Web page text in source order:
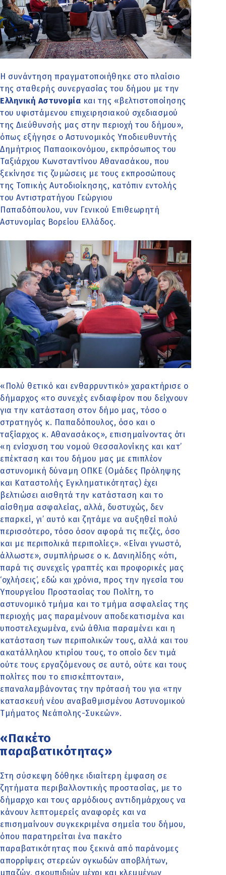
Η συνάντηση πραγματοποιήθηκε στο πλαίσιο
της σταθερής συνεργασίας του δήμου με την
Ελληνική Αστυνομία και της «βελτιστοποίησης
του υφιστάμενου επιχειρησιακού σχεδιασμού
της Διεύθυνσής μας στην περιοχή του δήμου»,
όπως εξήγησε ο Αστυνομικός Υποδιευθυντής
Δημήτριος Παπαοικονόμου, εκπρόσωπος του
Ταξιάρχου Κωνσταντίνου Αθανασάκου, που
ξεκίνησε τις ζυμώσεις με τους εκπροσώπους
της Τοπικής Αυτοδιοίκησης, κατόπιν εντολής
του Αντιστρατήγου Γεώργιου
Παπαδόπουλου, νυν Γενικού Επιθεωρητή
Αστυνομίας Βορείου Ελλάδος.
«Πολύ θετικό και ενθαρρυντικό» χαρακτήρισε ο
δήμαρχος «το συνεχές ενδιαφέρον που δείχνουν
για την κατάσταση στον δήμο μας, τόσο ο
στρατηγός κ. Παπαδόπουλος, όσο και ο
ταξίαρχος κ. Αθανασάκος», επισημαίνοντας ότι
«η ενίσχυση του νομού Θεσσαλονίκης και κατ’
επέκταση και του δήμου μας με επιπλέον
αστυνομική δύναμη ΟΠΚΕ (Ομάδες Πρόληψης
και Καταστολής Εγκληματικότητας) έχει
βελτιώσει αισθητά την κατάσταση και το
αίσθημα ασφαλείας, αλλά, δυστυχώς, δεν
επαρκεί, γι’ αυτό και ζητάμε να αυξηθεί πολύ
περισσότερο, τόσο όσον αφορά τις πεζές, όσο
και με περιπολικά περιπολίες». «Είναι γνωστό,
άλλωστε», συμπλήρωσε ο κ. Δανιηλίδης «ότι,
παρά τις συνεχείς γραπτές και προφορικές μας
‘οχλήσεις’, εδώ και χρόνια, προς την ηγεσία του
Υπουργείου Προστασίας του Πολίτη, το
αστυνομικό τμήμα και το τμήμα ασφαλείας της
περιοχής μας παραμένουν αποδεκατισμένα και
υποστελεχωμένα, ενώ άθλια παραμένει και η
κατάσταση των περιπολικών τους, αλλά και του
ακατάλληλου κτιρίου τους, το οποίο δεν τιμά
ούτε τους εργαζόμενους σε αυτό, ούτε και τους
πολίτες που το επισκέπτονται»,
επαναλαμβάνοντας την πρότασή του για «την
κατασκευή νέου αναβαθμισμένου Αστυνομικού
Τμήματος Νεάπολης-Συκεών».
«Πακέτο
παραβατικότητας»
Στη σύσκεψη δόθηκε ιδιαίτερη έμφαση σε
ζητήματα περιβαλλοντικής προστασίας, με το
δήμαρχο και τους αρμόδιους αντιδημάρχους να
κάνουν λεπτομερείς αναφορές και να
επισημαίνουν συγκεκριμένα σημεία του δήμου,
όπου παρατηρείται ένα πακέτο
παραβατικότητας που ξεκινά από παράνομες
απορρίψεις στερεών ογκωδών αποβλήτων,
μπαζών, σκουπιδιών μέχρι και κλεμμένων